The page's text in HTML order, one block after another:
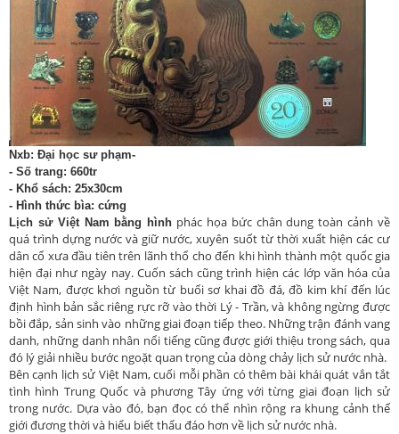
Nxb: Đại học sư phạm-
- Số trang: 660tr
- Khổ sách: 25x30cm
- Hình thức bìa: cứng
Lịch sử Việt Nam bằng hình phác họa bức chân dung toàn cảnh về
quá trình dựng nước và giữ nước, xuyên suốt từ thời xuất hiện các cư
dân cổ xưa đầu tiên trên lãnh thổ cho đến khi hình thành một quốc gia
hiện đại như ngày nay. Cuốn sách cũng trình hiện các lớp văn hóa của
Việt Nam, được khơi nguồn từ buổi sơ khai đồ đá, đồ kim khí đến lúc
định hình bản sắc riêng rực rỡ vào thời Lý - Trần, và không ngừng được
bồi đắp, sản sinh vào những giai đoạn tiếp theo. Những trận đánh vang
danh, những danh nhân nổi tiếng cũng được giới thiệu trong sách, qua
đó lý giải nhiều bước ngoặt quan trọng của dòng chảy lịch sử nước nhà.
Bên cạnh lịch sử Việt Nam, cuối mỗi phần có thêm bài khái quát vắn tắt
tình hình Trung Quốc và phương Tây ứng với từng giai đoạn lịch sử
trong nước. Dựa vào đó, bạn đọc có thể nhìn rộng ra khung cảnh thế
giới đương thời và hiểu biết thấu đáo hơn về lịch sử nước nhà.